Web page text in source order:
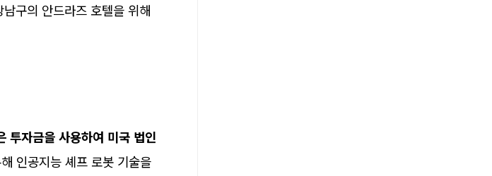
구의 안드라즈 호텔을 위해
투자금을 사용하여 미국 법인
인공지능 셰프 로봇 기술을